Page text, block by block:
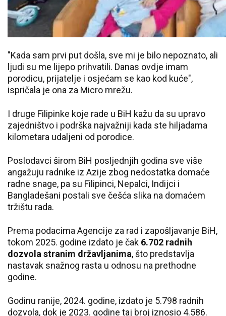
"Kada sam prvi put došla, sve mi je bilo nepoznato, ali
ljudi su me lijepo prihvatili. Danas ovdje imam
porodicu, prijatelje i osjećam se kao kod kuće",
ispričala je ona za Micro mrežu.
I druge Filipinke koje rade u BiH kažu da su upravo
zajedništvo i podrška najvažniji kada ste hiljadama
kilometara udaljeni od porodice.
Poslodavci širom BiH posljednjih godina sve više
angažuju radnike iz Azije zbog nedostatka domaće
radne snage, pa su Filipinci, Nepalci, Indijci i
Bangladešani postali sve češća slika na domaćem
tržištu rada.
Prema podacima Agencije za rad i zapošljavanje BiH,
tokom 2025. godine izdato je čak 6.702 radnih
dozvola stranim državljanima, što predstavlja
nastavak snažnog rasta u odnosu na prethodne
godine.
Godinu ranije, 2024. godine, izdato je 5.798 radnih
dozvola, dok je 2023. godine taj broj iznosio 4.586.